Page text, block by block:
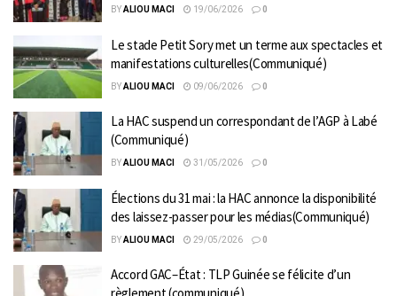
BYALIOU MACI 19/06/2026 0
Le stade Petit Sory met un terme aux spectacles et
manifestations culturelles(Communiqué)
BYALIOU MACI 09/06/2026 0
La HAC suspend un correspondant de l’AGP à Labé
(Communiqué)
BYALIOU MACI 31/05/2026 0
Élections du 31 mai : la HAC annonce la disponibilité
des laissez-passer pour les médias(Communiqué)
BYALIOU MACI 29/05/2026 0
Accord GAC–État : TLP Guinée se félicite d’un